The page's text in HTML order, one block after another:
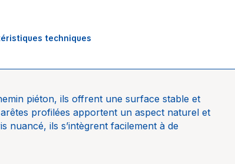
techniques
piéton, ils offrent une surface stable et
profilées apportent un aspect naturel et
nuancé, ils s’intègrent facilement à de
Pavés
Birkenmeier